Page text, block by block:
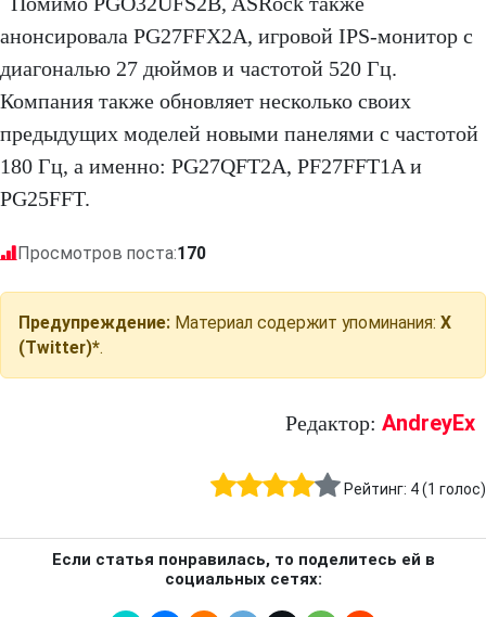
анонсировала PG27FFX2A, игровой IPS-монитор с
диагональю 27 дюймов и частотой 520 Гц.
Компания также обновляет несколько своих
предыдущих моделей новыми панелями с частотой
180 Гц, а именно: PG27QFT2A, PF27FFT1A и
PG25FFT.
Просмотров поста:170
Предупреждение: Материал содержит упоминания: X
(Twitter)*.
Редактор: AndreyEx
Рейтинг: 4(1 голос)
Если статья понравилась, то поделитесь ей в
социальных сетях: